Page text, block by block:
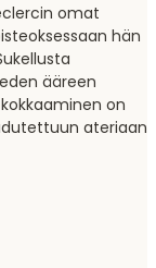
omat
hän
ääreen
on
ateriaan